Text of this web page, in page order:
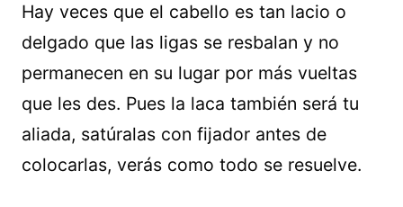
Hay veces que el cabello es tan lacio o
delgado que las ligas se resbalan y no
permanecen en su lugar por más vueltas
que les des. Pues la laca también será tu
aliada, satúralas con fijador antes de
colocarlas, verás como todo se resuelve.